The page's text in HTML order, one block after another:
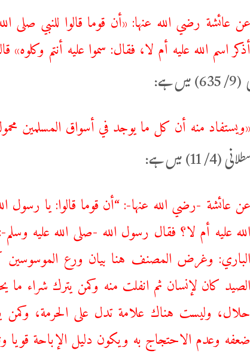
عن ‌عائشة رضي الله عنها: «أن قوما قالوا للنبي صلى
أذكر اسم الله عليه أم لا، فقال: سموا عليه أنتم
ہے:
«ويستفاد منه أن كل ما يوجد في ‌أسواق ‌المسلمين
میں ہے:
عن عائشة -رضي الله عنها-: “أن قوما قالوا: يا رسول
الله عليه أم لا؟ فقال رسول الله -صلى الله عليه
الباري: وغرض المصنف هنا بيان ورع
الصيد كان لإنسان ثم انفلت منه وكمن يترك شراء ما
حلال، وليست هناك علامة تدل على الحرمة، وكمن
ضعفه وعدم الاحتجاج به ويكون دليل الإباحة قويا